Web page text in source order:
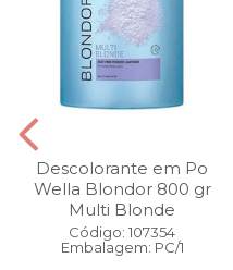
Descolorante em Po
Wella Blondor 800 gr
Multi Blonde
Código: 107354
Embalagem: PC/1